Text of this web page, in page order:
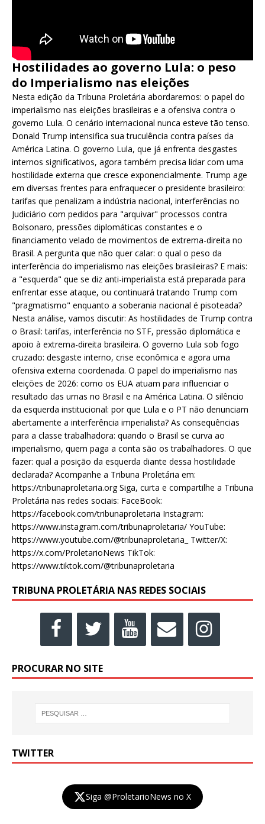
Hostilidades ao governo Lula: o peso
do Imperialismo nas eleições
Nesta edição da Tribuna Proletária abordaremos: o papel do
imperialismo nas eleições brasileiras e a ofensiva contra o
governo Lula. O cenário internacional nunca esteve tão tenso.
Donald Trump intensifica sua truculência contra países da
América Latina. O governo Lula, que já enfrenta desgastes
internos significativos, agora também precisa lidar com uma
hostilidade externa que cresce exponencialmente. Trump age
em diversas frentes para enfraquecer o presidente brasileiro:
tarifas que penalizam a indústria nacional, interferências no
Judiciário com pedidos para "arquivar" processos contra
Bolsonaro, pressões diplomáticas constantes e o
financiamento velado de movimentos de extrema-direita no
Brasil. A pergunta que não quer calar: o qual o peso da
interferência do imperialismo nas eleições brasileiras? E mais:
a "esquerda" que se diz anti-imperialista está preparada para
enfrentar esse ataque, ou continuará tratando Trump com
"pragmatismo" enquanto a soberania nacional é pisoteada?
Nesta análise, vamos discutir: As hostilidades de Trump contra
o Brasil: tarifas, interferência no STF, pressão diplomática e
apoio à extrema-direita brasileira. O governo Lula sob fogo
cruzado: desgaste interno, crise econômica e agora uma
ofensiva externa coordenada. O papel do imperialismo nas
eleições de 2026: como os EUA atuam para influenciar o
resultado das urnas no Brasil e na América Latina. O silêncio
da esquerda institucional: por que Lula e o PT não denunciam
abertamente a interferência imperialista? As consequências
para a classe trabalhadora: quando o Brasil se curva ao
imperialismo, quem paga a conta são os trabalhadores. O que
fazer: qual a posição da esquerda diante dessa hostilidade
declarada? Acompanhe a Tribuna Proletária em:
https://tribunaproletaria.org Siga, curta e compartilhe a Tribuna
Proletária nas redes sociais: FaceBook:
https://facebook.com/tribunaproletaria Instagram:
https://www.instagram.com/tribunaproletaria/ YouTube:
https://www.youtube.com/@tribunaproletaria_ Twitter/X:
https://x.com/ProletarioNews TikTok:
https://www.tiktok.com/@tribunaproletaria
TRIBUNA PROLETÁRIA NAS REDES SOCIAIS
PROCURAR NO SITE
TWITTER
Siga @ProletarioNews no X